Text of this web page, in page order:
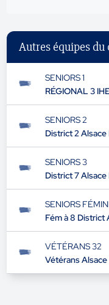
Autres équipes du
SENIORS 1
RÉGIONAL 3
SENIORS 2
District 2 Alsace
SENIORS 3
District 7 Alsace
SENIORS
Fém à 8 District
VÉTÉRANS 32
Vétérans